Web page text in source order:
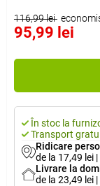
116,99 lei
95,99 lei
În stoc la
Transport
Ridicare
de la 17,49 lei |
Livrare la
de la 23,49 lei |